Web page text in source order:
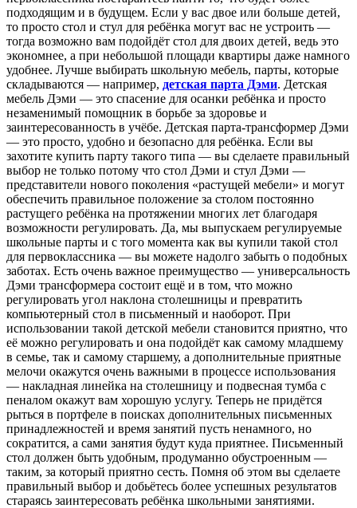
подходящим и в будущем. Если у вас двое или больше детей,
то просто стол и стул для ребёнка могут вас не устроить —
тогда возможно вам подойдёт стол для двоих детей, ведь это
экономнее, а при небольшой площади квартиры даже намного
удобнее. Лучше выбирать школьную мебель, парты, которые
складываются — например, детская парта Дэми. Детская
мебель Дэми — это спасение для осанки ребёнка и просто
незаменимый помощник в борьбе за здоровье и
заинтересованность в учёбе. Детская парта-трансформер Дэми
— это просто, удобно и безопасно для ребёнка. Если вы
захотите купить парту такого типа — вы сделаете правильный
выбор не только потому что стол Дэми и стул Дэми —
представители нового поколения «растущей мебели» и могут
обеспечить правильное положение за столом постоянно
растущего ребёнка на протяжении многих лет благодаря
возможности регулировать. Да, мы выпускаем регулируемые
школьные парты и с того момента как вы купили такой стол
для первоклассника — вы можете надолго забыть о подобных
заботах. Есть очень важное преимущество — универсальность
Дэми трансформера состоит ещё и в том, что можно
регулировать угол наклона столешницы и превратить
компьютерный стол в письменный и наоборот. При
использовании такой детской мебели становится приятно, что
её можно регулировать и она подойдёт как самому младшему
в семье, так и самому старшему, а дополнительные приятные
мелочи окажутся очень важными в процессе использования
— накладная линейка на столешницу и подвесная тумба с
пеналом окажут вам хорошую услугу. Теперь не придётся
рыться в портфеле в поисках дополнительных письменных
принадлежностей и время занятий пусть ненамного, но
сократится, а сами занятия будут куда приятнее. Письменный
стол должен быть удобным, продуманно обустроенным —
таким, за который приятно сесть. Помня об этом вы сделаете
правильный выбор и добьётесь более успешных результатов
стараясь заинтересовать ребёнка школьными занятиями.